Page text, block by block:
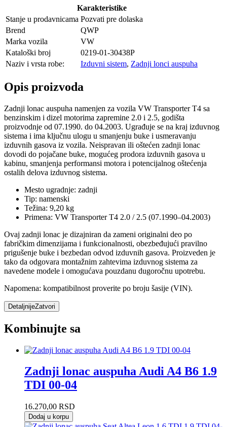
Karakteristike
Stanje u prodavnicama Pozvati pre dolaska
Brend
QWP
Marka vozila
VW
Kataloški broj
0219-01-30438P
Naziv i vrsta robe:
Izduvni sistem, Zadnji lonci auspuha
Opis proizvoda
Zadnji lonac auspuha namenjen za vozila VW Transporter T4 sa
benzinskim i dizel motorima zapremine 2.0 i 2.5, godišta
proizvodnje od 07.1990. do 04.2003. Ugrađuje se na kraj izduvnog
sistema i ima ključnu ulogu u smanjenju buke i usmeravanju
izduvnih gasova iz vozila. Neispravan ili oštećen zadnji lonac
dovodi do pojačane buke, mogućeg prodora izduvnih gasova u
kabinu, smanjenja performansi motora i potencijalnog oštećenja
ostalih delova izduvnog sistema.
Mesto ugradnje: zadnji
Tip: namenski
Težina: 9,20 kg
Primena: VW Transporter T4 2.0 / 2.5 (07.1990–04.2003)
Ovaj zadnji lonac je dizajniran da zameni originalni deo po
fabričkim dimenzijama i funkcionalnosti, obezbeđujući pravilno
prigušenje buke i bezbedan odvod izduvnih gasova. Proizveden je
tako da odgovara montažnim zahtevima izduvnog sistema za
navedene modele i omogućava pouzdanu dugoročnu upotrebu.
Napomena: kompatibilnost proverite po broju šasije (VIN).
DetaljnijeZatvori
Kombinujte sa
Zadnji lonac auspuha Audi A4 B6 1.9
TDI 00-04
16.270,00 RSD
Dodaj u korpu